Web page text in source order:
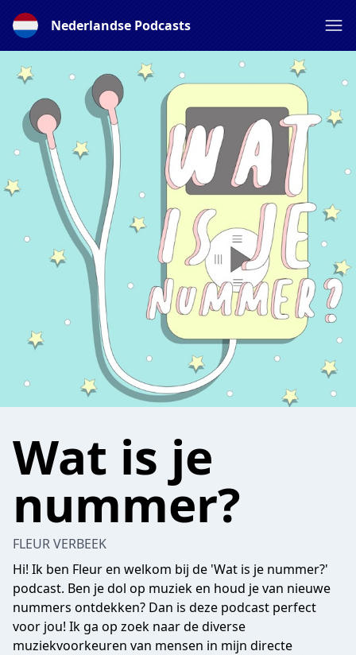
Nederlandse Podcasts
Wat is je
nummer?
FLEUR VERBEEK
Hi! Ik ben Fleur en welkom bij de 'Wat is je nummer?'
podcast. Ben je dol op muziek en houd je van nieuwe
nummers ontdekken? Dan is deze podcast perfect
voor jou! Ik ga op zoek naar de diverse
muziekvoorkeuren van mensen in mijn directe